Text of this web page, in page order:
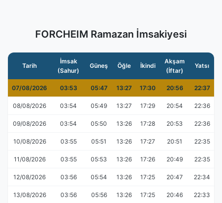
FORCHEIM Ramazan İmsakiyesi
Tarih
İmsak
(Sahur)
Güneş Öğle İkindi
Akşam
(İftar)
Yatsı
07/08/2026 03:53 05:47 13:27 17:30 20:56 22:37
08/08/2026 03:54 05:49 13:27 17:29 20:54 22:36
09/08/2026 03:54 05:50 13:26 17:28 20:53 22:36
10/08/2026 03:55 05:51 13:26 17:27 20:51 22:35
11/08/2026 03:55 05:53 13:26 17:26 20:49 22:35
12/08/2026 03:56 05:54 13:26 17:25 20:47 22:34
13/08/2026 03:56 05:56 13:26 17:25 20:46 22:33